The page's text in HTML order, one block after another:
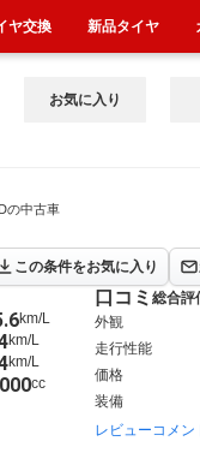
お気に入り
の中古車
この条件をお気に入り
1998年7月~2007年2
km/L
km/L
km/L
cc
口コミ 総合評
外観
走行性能
価格
装備
レビューコメン
ヤ交換 新品タイヤ